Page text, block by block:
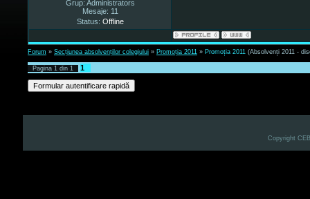
Grup: Administrators
Mesaje: 11
Status: Offline
Forum » Secțiunea absolvenților colegiului » Promoția 2011 » Promoția 2011 (Absolvenți 2011 -
Pagina 1 din 1 1
Copyright